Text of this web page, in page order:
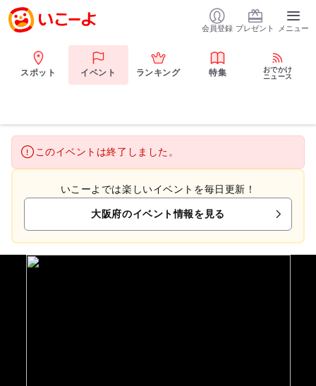
会員登録 プレゼント メニュー
スポット イベント ランキング 特集
おでかけ
ニュース
このイベントは終了しました。
いこーよでは楽しいイベントを毎日更新！
大阪府のイベント情報を見る